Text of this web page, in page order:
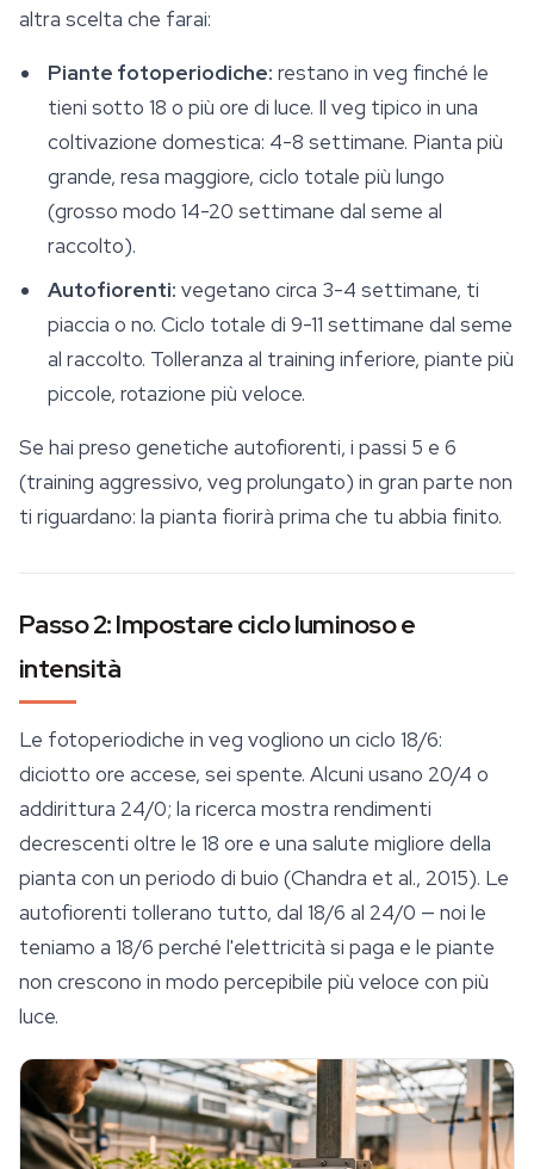
altra scelta che farai:
Piante fotoperiodiche: restano in veg finché le
tieni sotto 18 o più ore di luce. Il veg tipico in una
coltivazione domestica: 4-8 settimane. Pianta più
grande, resa maggiore, ciclo totale più lungo
(grosso modo 14-20 settimane dal seme al
raccolto).
Autofiorenti: vegetano circa 3-4 settimane, ti
piaccia o no. Ciclo totale di 9-11 settimane dal seme
al raccolto. Tolleranza al training inferiore, piante più
piccole, rotazione più veloce.
Se hai preso genetiche autofiorenti, i passi 5 e 6
(training aggressivo, veg prolungato) in gran parte non
ti riguardano: la pianta fiorirà prima che tu abbia finito.
Passo 2: Impostare ciclo luminoso e
intensità
Le fotoperiodiche in veg vogliono un ciclo 18/6:
diciotto ore accese, sei spente. Alcuni usano 20/4 o
addirittura 24/0; la ricerca mostra rendimenti
decrescenti oltre le 18 ore e una salute migliore della
pianta con un periodo di buio (Chandra et al., 2015). Le
autofiorenti tollerano tutto, dal 18/6 al 24/0 — noi le
teniamo a 18/6 perché l'elettricità si paga e le piante
non crescono in modo percepibile più veloce con più
luce.